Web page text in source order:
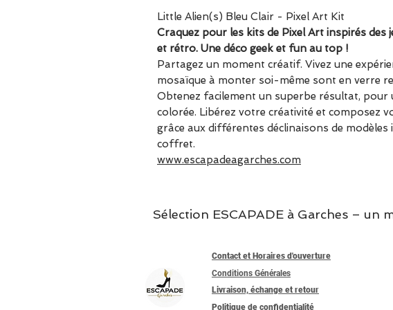
Little Alien(s) Bleu Clair - Pixel Art Kit
Craquez pour les kits de Pixel Art inspirés des
et rétro. Une déco geek et fun au top !
Partagez un moment créatif. Vivez une
mosaïque à monter soi-même sont en verre
Obtenez facilement un superbe résultat, pour
colorée. Libérez votre créativité et composez
grâce aux différentes déclinaisons de modèles
coffret.
www.escapadeagarches.com
Sélection ESCAPADE à Garches – un
Contact et Horaires d'ouverture
Conditions Générales
Livraison, échange et retour
Politique de confidentialité